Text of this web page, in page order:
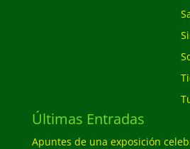
Últimas Entradas
Apuntes de una exposición